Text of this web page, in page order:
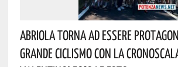
Abriola Torna Ad Essere
Grande Ciclismo Con La